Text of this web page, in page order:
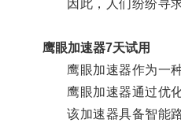
因此，人们纷纷寻求
鹰眼加速器7天试用
鹰眼加速器作为一种
鹰眼加速器通过优化
该加速器具备智能路